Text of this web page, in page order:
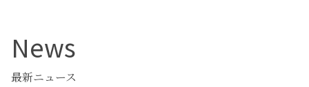
News
最新ニュース